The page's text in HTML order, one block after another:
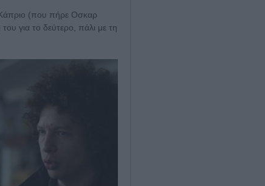
(που πήρε Οσκαρ
για το δεύτερο, πάλι με τη